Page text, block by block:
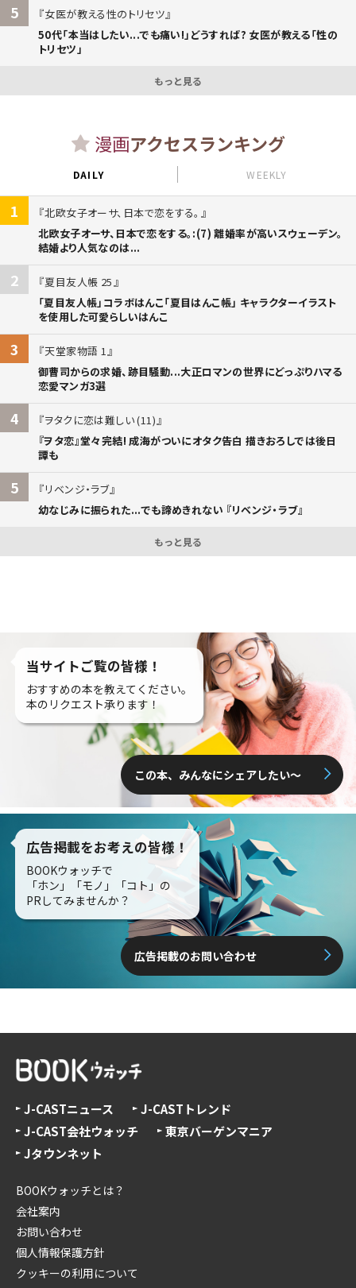
5
女医が教える性のトリセツ
50代「本当はしたい...でも痛い!」どうすれば? 女医が教える「性の
トリセツ」
もっと見る
漫画アクセスランキング
DAILY WEEKLY
1
北欧女子オーサ、日本で恋をする。
北欧女子オーサ、日本で恋をする。:(7) 離婚率が高いスウェーデン。
結婚より人気なのは...
2
夏目友人帳 25
「夏目友人帳」コラボはんこ「夏目はんこ帳」 キャラクターイラスト
を使用した可愛らしいはんこ
3
天堂家物語 1
御曹司からの求婚、跡目騒動...大正ロマンの世界にどっぷりハマる
恋愛マンガ3選
4
ヲタクに恋は難しい (11)
『ヲタ恋』堂々完結! 成海がついにオタク告白 描きおろしでは後日
譚も
5
リベンジ・ラブ
幼なじみに振られた...でも諦めきれない 『リベンジ・ラブ』
もっと見る
当サイトご覧の皆様！
おすすめの本を教えてください。
本のリクエスト承ります！
この本、みんなにシェアしたい〜
広告掲載をお考えの皆様！
BOOKウォッチで
「ホン」「モノ」「コト」の
PRしてみませんか？
広告掲載のお問い合わせ
J-CASTニュース
J-CASTトレンド
J-CAST会社ウォッチ
東京バーゲンマニア
Jタウンネット
BOOKウォッチとは？
会社案内
お問い合わせ
個人情報保護方針
クッキーの利用について